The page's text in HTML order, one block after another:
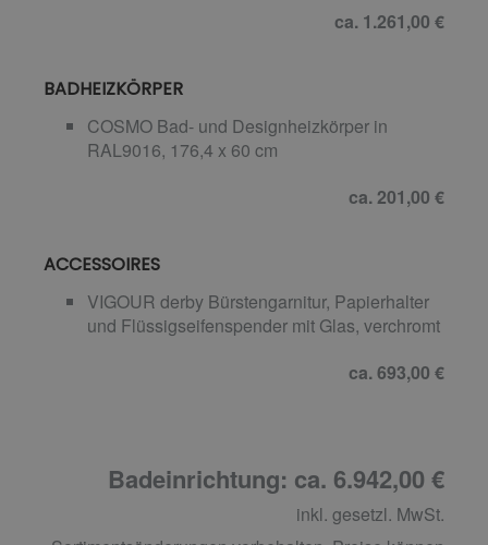
ca. 1.261,00 €
BADHEIZKÖRPER
COSMO Bad- und Designheizkörper in
RAL9016, 176,4 x 60 cm
ca. 201,00 €
ACCESSOIRES
VIGOUR derby Bürstengarnitur, Papierhalter
und Flüssigseifenspender mit Glas, verchromt
ca. 693,00 €
Badeinrichtung: ca. 6.942,00 €
inkl. gesetzl. MwSt.